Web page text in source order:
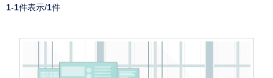
1-1件表示/1件